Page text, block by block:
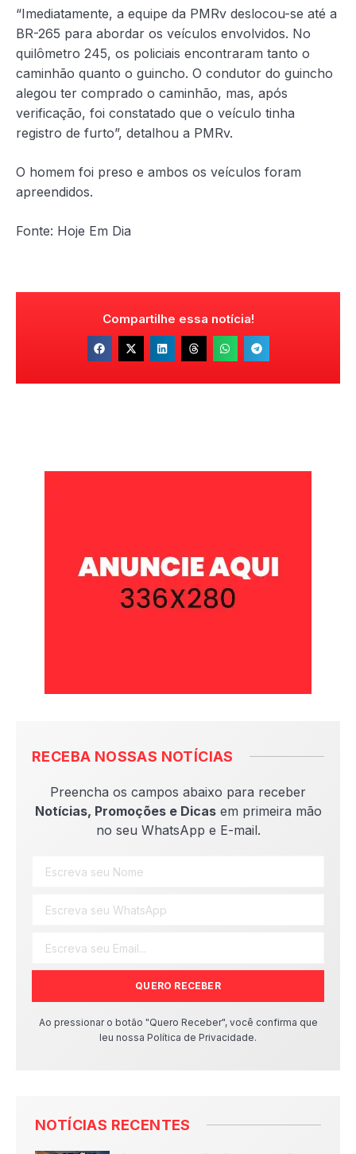
“Imediatamente, a equipe da PMRv deslocou-se até a
BR-265 para abordar os veículos envolvidos. No
quilômetro 245, os policiais encontraram tanto o
caminhão quanto o guincho. O condutor do guincho
alegou ter comprado o caminhão, mas, após
verificação, foi constatado que o veículo tinha
registro de furto”, detalhou a PMRv.
O homem foi preso e ambos os veículos foram
apreendidos.
Fonte: Hoje Em Dia
Compartilhe essa notícia!
RECEBA NOSSAS NOTÍCIAS
Preencha os campos abaixo para receber
Notícias, Promoções e Dicasem primeira mão
no seu WhatsApp e E-mail.
QUERO RECEBER
Ao pressionar o botão "Quero Receber", você confirma que
leu nossa Política de Privacidade.
NOTÍCIAS RECENTES